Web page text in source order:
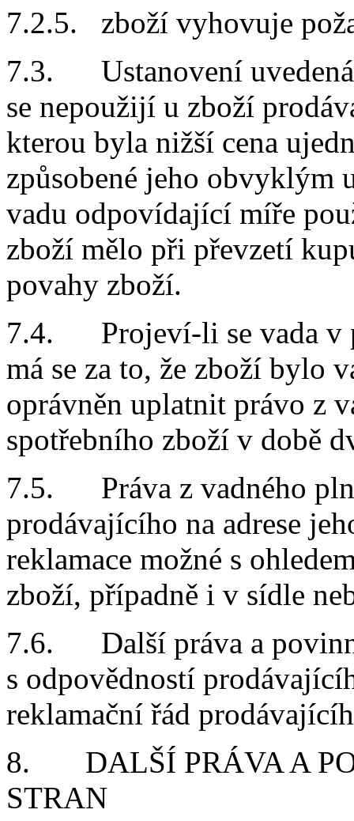
7.2.5. zboží vyhovuje
7.3. Ustanovení uvedená
se nepoužijí u zboží
kterou byla nižší cena
způsobené jeho obvyklým
vadu odpovídající míře
zboží mělo při převzetí
povahy zboží.
7.4. Projeví-li se vada v
má se za to, že zboží bylo
oprávněn uplatnit právo z
spotřebního zboží v době
7.5. Práva z vadného
prodávajícího na adrese
reklamace možné s
zboží, případně i v sídle
7.6. Další práva a
s odpovědností
reklamační řád
8. DALŠÍ PRÁVA A
STRAN